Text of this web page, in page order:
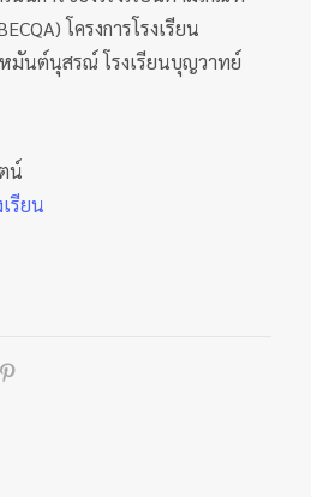
โครงการโรงเรียน
มันต์นุสรณ์ โรงเรียนบุญวาทย์
น์
รียน